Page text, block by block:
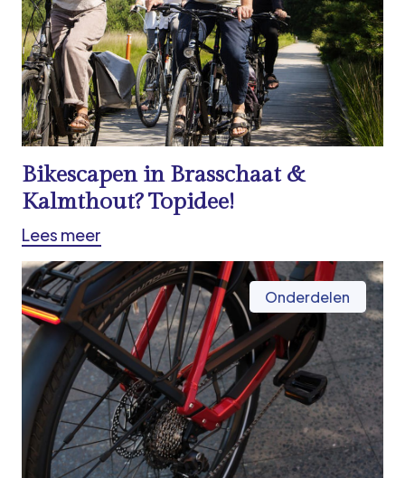
Bikescapen in Brasschaat &
Kalmthout? Topidee!
Lees meer
Onderdelen